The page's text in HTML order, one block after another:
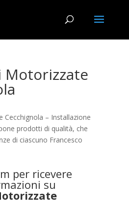
Motorizzate
Cecchignola – Installazione
prodotti di qualità, che
di ciascuno Francesco
per ricevere
su